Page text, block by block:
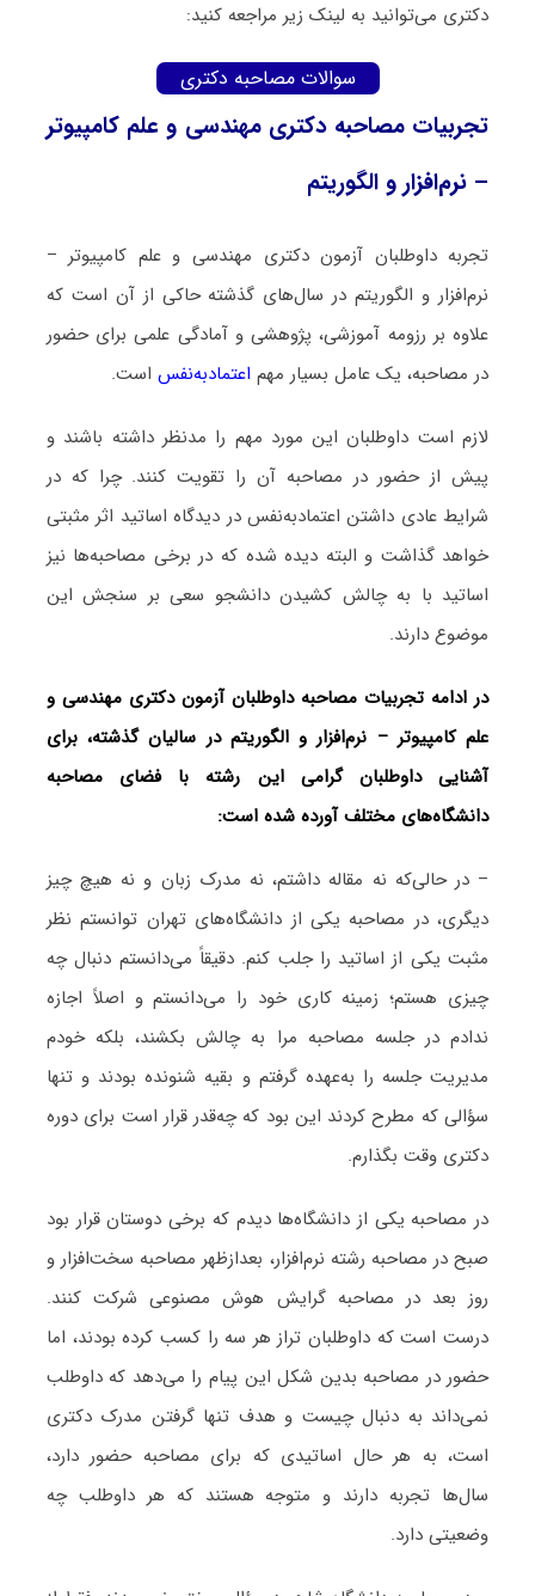
دکتری می‌توانید به لینک زیر مراجعه کنید:
سوالات مصاحبه دکتری
تجربیات مصاحبه دکتری مهندسی و علم کامپیوتر
– نرم‌افزار و الگوریتم
تجربه داوطلبان آزمون دکتری مهندسی و علم کامپیوتر –
نرم‌افزار و الگوریتم در سال‌های گذشته حاکی از آن است که
علاوه بر رزومه آموزشی، پژوهشی و آمادگی علمی برای حضور
در مصاحبه، یک عامل بسیار مهم اعتمادبه‌نفساست.
لازم است داوطلبان این مورد مهم را مدنظر داشته باشند و
پیش از حضور در مصاحبه آن را تقویت کنند. چرا که در
شرایط عادی داشتن اعتمادبه‌نفس در دیدگاه اساتید اثر مثبتی
خواهد گذاشت و البته دیده شده که در برخی مصاحبه‌ها نیز
اساتید با به چالش کشیدن دانشجو سعی بر سنجش این
موضوع دارند.
در ادامه تجربیات مصاحبه داوطلبان آزمون دکتری مهندسی و
علم کامپیوتر – نرم‌افزار و الگوریتم در سالیان گذشته، برای
آشنایی داوطلبان گرامی این رشته با فضای مصاحبه
دانشگاه‌های مختلف آورده شده است:
– در حالی‌که نه مقاله داشتم، نه مدرک زبان و نه هیچ چیز
دیگری، در مصاحبه یکی از دانشگاه‌های تهران توانستم نظر
مثبت یکی از اساتید را جلب کنم. دقیقاً می‌دانستم دنبال چه
چیزی هستم؛ زمینه کاری خود را می‌دانستم و اصلاً اجازه
ندادم در جلسه مصاحبه مرا به چالش بکشند، بلکه خودم
مدیریت جلسه را به‌عهده گرفتم و بقیه شنونده بودند و تنها
سؤالی که مطرح کردند این بود که چه‌قدر قرار است برای دوره
دکتری وقت بگذارم.
در مصاحبه یکی از دانشگاه‌ها دیدم که برخی دوستان قرار بود
صبح در مصاحبه رشته نرم‌افزار، بعدازظهر مصاحبه سخت‌افزار و
روز بعد در مصاحبه گرایش هوش مصنوعی شرکت کنند.
درست است که داوطلبان تراز هر سه را کسب کرده بودند، اما
حضور در مصاحبه بدین شکل این پیام را می‌دهد که داوطلب
نمی‌داند به دنبال چیست و هدف تنها گرفتن مدرک دکتری
است، به هر حال اساتیدی که برای مصاحبه حضور دارد،
سال‌ها تجربه دارند و متوجه هستند که هر داوطلب چه
وضعیتی دارد.